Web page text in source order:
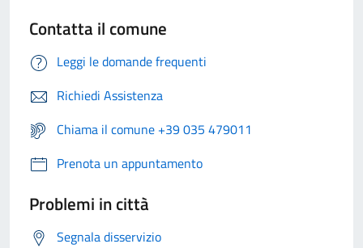
Contatta il comune
Leggi le domande frequenti
Richiedi Assistenza
Chiama il comune +39 035 479011
Prenota un appuntamento
Problemi in città
Segnala disservizio